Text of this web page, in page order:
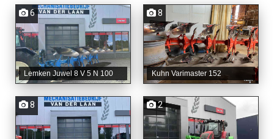
6
Lemken Juwel 8 V 5 N 100
8
Kuhn Varimaster 152
8 2